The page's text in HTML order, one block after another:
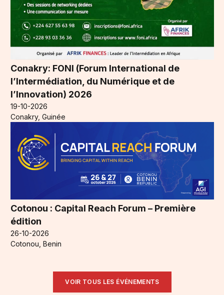
Conakry: FONI (Forum International de
l’Intermédiation, du Numérique et de
l’Innovation) 2026
19-10-2026
Conakry, Guinée
Cotonou : Capital Reach Forum – Première
édition
26-10-2026
Cotonou, Benin
VOIR TOUS LES ÉVÉNEMENTS